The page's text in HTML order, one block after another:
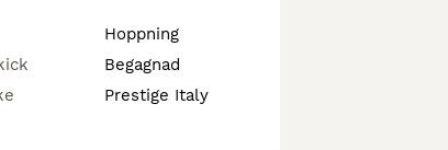
Hoppning
Begagnad
Prestige Italy